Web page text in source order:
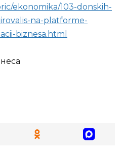
ekonomika/103-donskih-
na-platforme-
biznesa.html